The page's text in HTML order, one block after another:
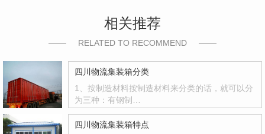
相关推荐
RELATED TO RECOMMEND
四川物流集装箱分类
1、按制造材料按制造材料来分类的话，就可以分
为三种：有钢制…
四川物流集装箱特点